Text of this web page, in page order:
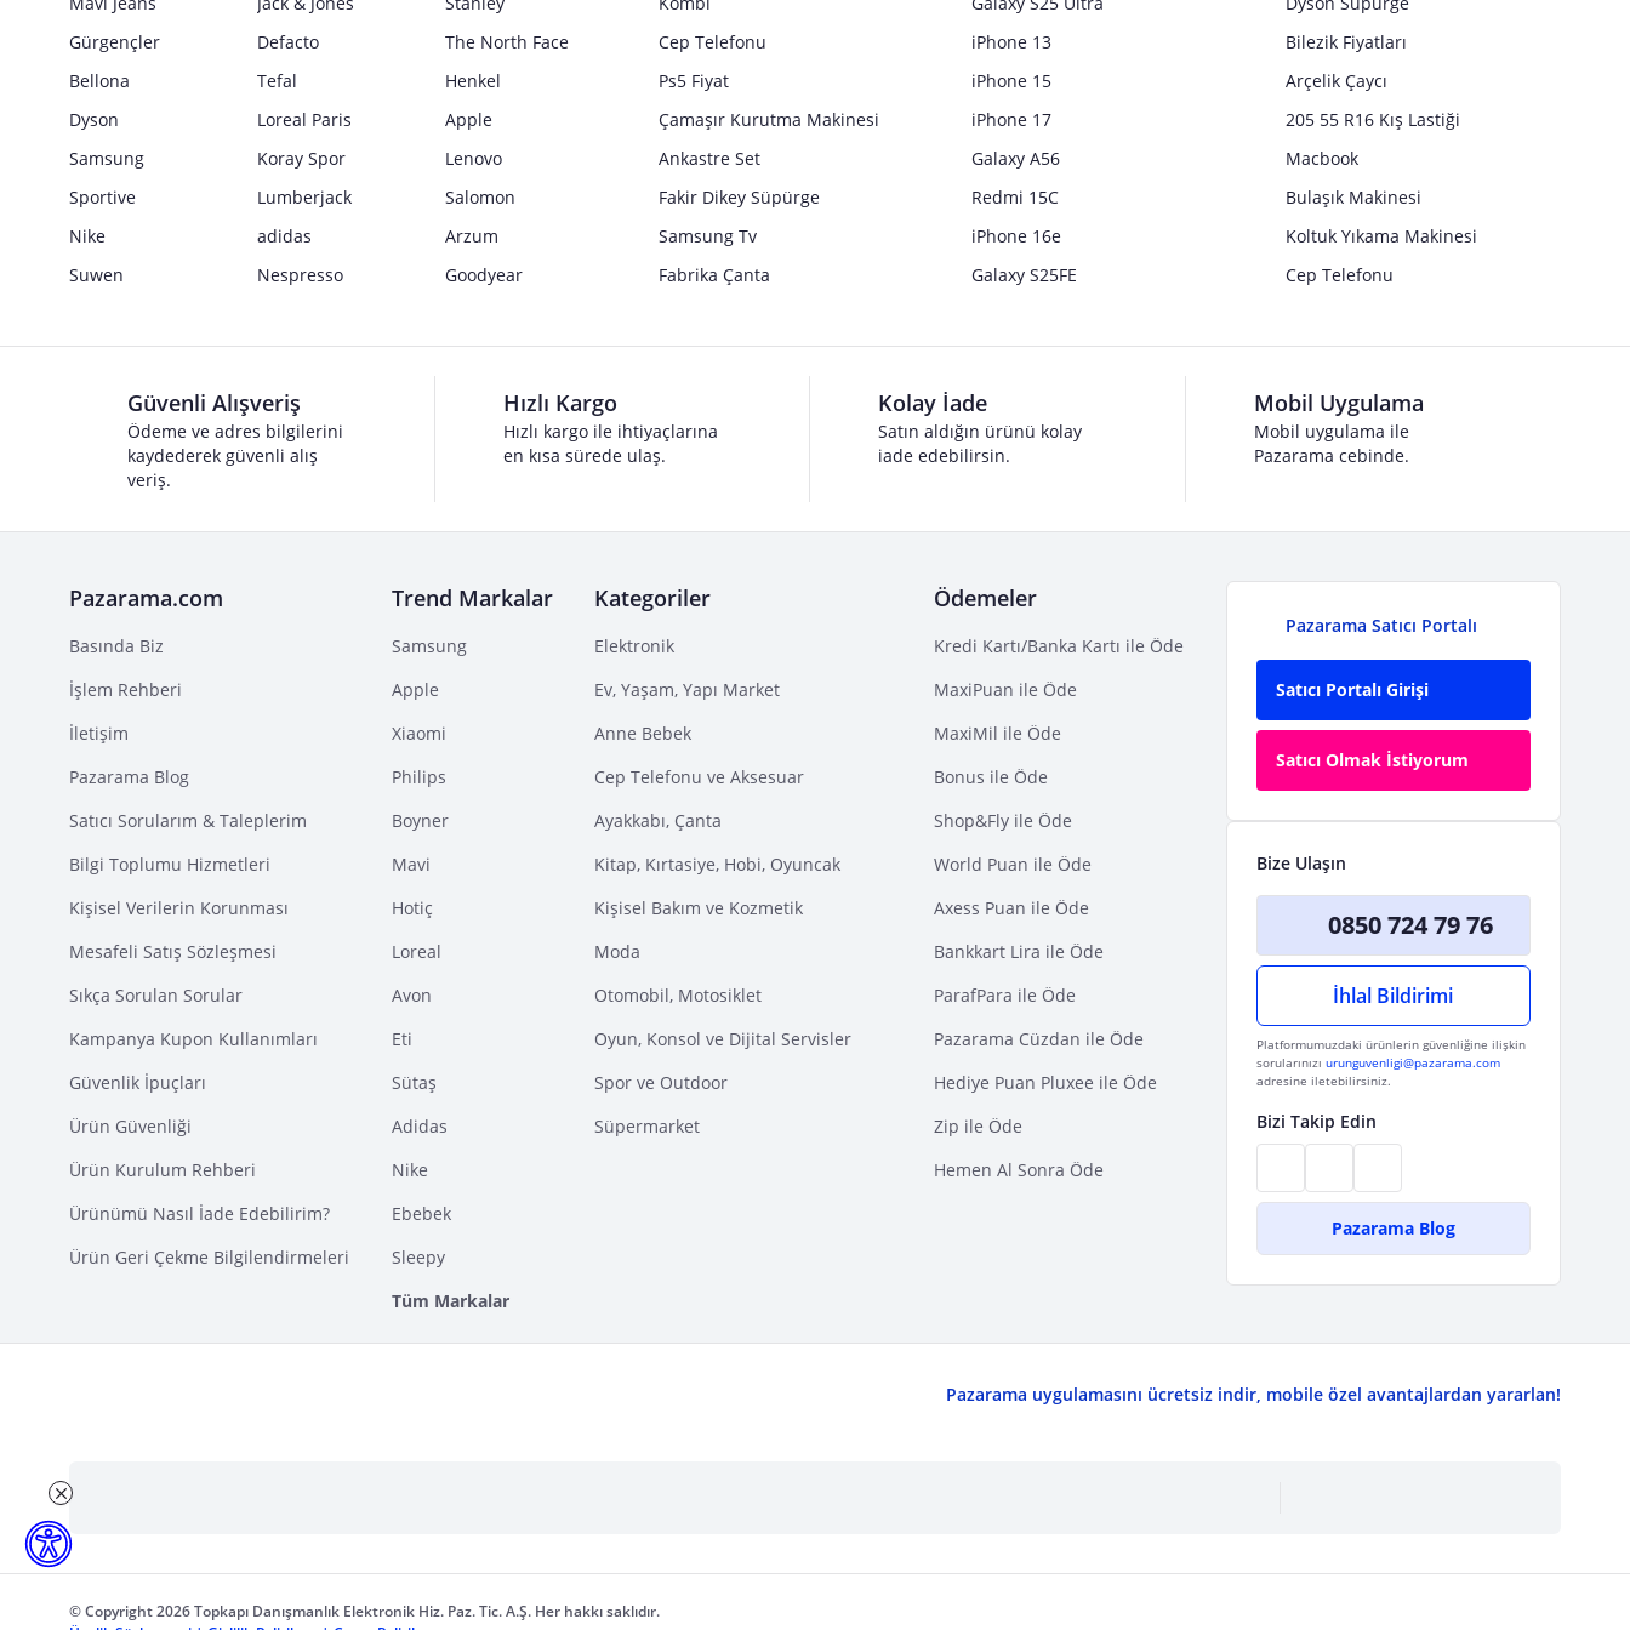
Gürgençler
Defacto
The North Face
Bellona
Tefal
Henkel
Dyson
Loreal Paris
Apple
Samsung
Koray Spor
Lenovo
Sportive
Lumberjack
Salomon
Nike
adidas
Arzum
Suwen
Nespresso Goodyear
Cep Telefonu
Ps5 Fiyat
Çamaşır Kurutma Makinesi
Ankastre Set
Fakir Dikey Süpürge
Samsung Tv
Fabrika Çanta
iPhone 13
iPhone 15
iPhone 17
Galaxy A56
Redmi 15C
iPhone 16e
Galaxy S25FE
Bilezik Fiyatları
Arçelik Çaycı
205 55 R16 Kış Lastiği
Macbook
Bulaşık Makinesi
Koltuk Yıkama Makinesi
Cep Telefonu
Güvenli Alışveriş
Ödeme ve adres bilgilerini
kaydederek güvenli alış
veriş.
Hızlı Kargo
Hızlı kargo ile ihtiyaçlarına
en kısa sürede ulaş.
Kolay İade
Satın aldığın ürünü kolay
iade edebilirsin.
Mobil Uygulama
Mobil uygulama ile
Pazarama cebinde.
Pazarama.com
Basında Biz
İşlem Rehberi
İletişim
Pazarama Blog
Satıcı Sorularım & Taleplerim
Bilgi Toplumu Hizmetleri
Kişisel Verilerin Korunması
Mesafeli Satış Sözleşmesi
Sıkça Sorulan Sorular
Kampanya Kupon Kullanımları
Güvenlik İpuçları
Ürün Güvenliği
Ürün Kurulum Rehberi
Ürünümü Nasıl İade Edebilirim?
Ürün Geri Çekme Bilgilendirmeleri
Trend Markalar
Samsung
Apple
Xiaomi
Philips
Boyner
Mavi
Hotiç
Loreal
Avon
Eti
Sütaş
Adidas
Nike
Ebebek
Sleepy
Tüm Markalar
Kategoriler
Elektronik
Ev, Yaşam, Yapı Market
Anne Bebek
Cep Telefonu ve Aksesuar
Ayakkabı, Çanta
Kitap, Kırtasiye, Hobi, Oyuncak
Kişisel Bakım ve Kozmetik
Moda
Otomobil, Motosiklet
Oyun, Konsol ve Dijital Servisler
Spor ve Outdoor
Süpermarket
Ödemeler
Kredi Kartı/Banka Kartı ile Öde
MaxiPuan ile Öde
MaxiMil ile Öde
Bonus ile Öde
Shop&Fly ile Öde
World Puan ile Öde
Axess Puan ile Öde
Bankkart Lira ile Öde
ParafPara ile Öde
Pazarama Cüzdan ile Öde
Hediye Puan Pluxee ile Öde
Zip ile Öde
Hemen Al Sonra Öde
Pazarama Satıcı Portalı
Satıcı Portalı Girişi
Satıcı Olmak İstiyorum
Bize Ulaşın
0850 724 79 76
İhlal Bildirimi
Platformumuzdaki ürünlerin güvenliğine ilişkin
sorularınızı urunguvenligi@pazarama.com
adresine iletebilirsiniz.
Bizi Takip Edin
Pazarama Blog
Pazarama uygulamasını ücretsiz indir, mobile özel avantajlardan yararlan!
© Copyright 2026 Topkapı Danışmanlık Elektronik Hiz. Paz. Tic. A.Ş. Her hakkı saklıdır.